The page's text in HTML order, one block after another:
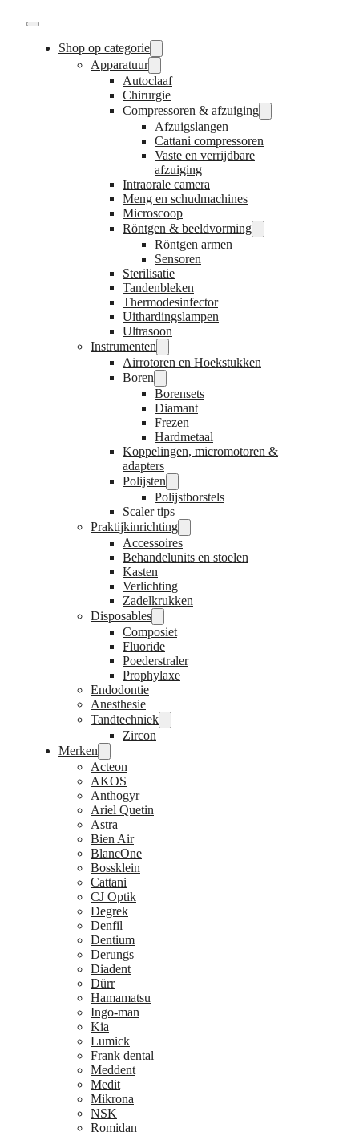
Shop op categorie
Apparatuur
Autoclaaf
Chirurgie
Compressoren & afzuiging
Afzuigslangen
Cattani compressoren
Vaste en verrijdbare
afzuiging
Intraorale camera
Meng en schudmachines
Microscoop
Röntgen & beeldvorming
Röntgen armen
Sensoren
Sterilisatie
Tandenbleken
Thermodesinfector
Uithardingslampen
Ultrasoon
Instrumenten
Airrotoren en Hoekstukken
Boren
Borensets
Diamant
Frezen
Hardmetaal
Koppelingen, micromotoren &
adapters
Polijsten
Polijstborstels
Scaler tips
Praktijkinrichting
Accessoires
Behandelunits en stoelen
Kasten
Verlichting
Zadelkrukken
Disposables
Composiet
Fluoride
Poederstraler
Prophylaxe
Endodontie
Anesthesie
Tandtechniek
Zircon
Merken
Acteon
AKOS
Anthogyr
Ariel Quetin
Astra
Bien Air
BlancOne
Bossklein
Cattani
CJ Optik
Degrek
Denfil
Dentium
Derungs
Diadent
Dürr
Hamamatsu
Ingo-man
Kia
Lumick
Frank dental
Meddent
Medit
Mikrona
NSK
Romidan